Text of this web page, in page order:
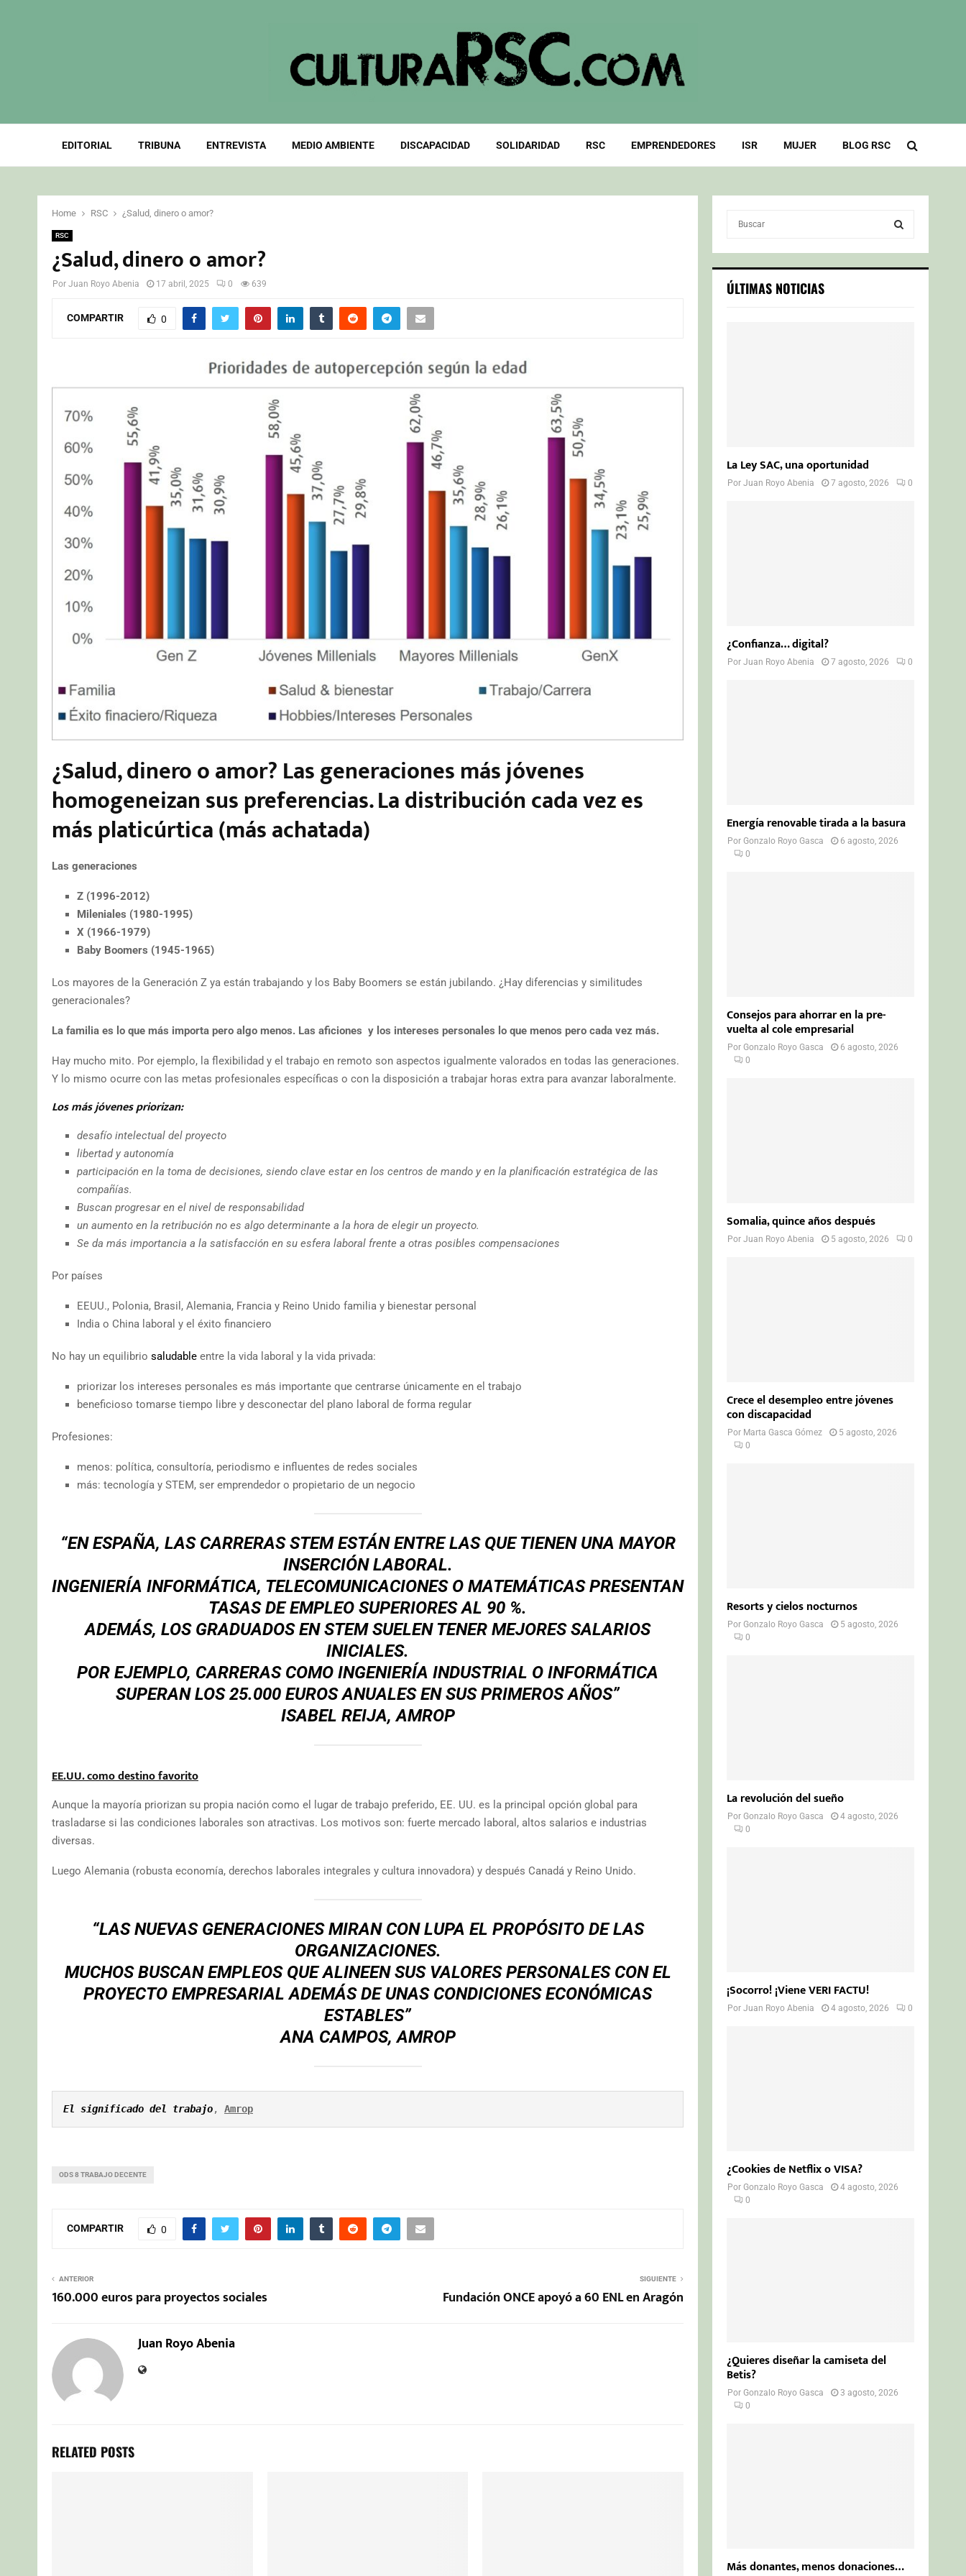
EDITORIAL TRIBUNA ENTREVISTA MEDIO AMBIENTE DISCAPACIDAD SOLIDARIDAD RSC EMPRENDEDORES ISR MUJER BLOG RSC
Home RSC ¿Salud, dinero o amor?
RSC
¿Salud, dinero o amor?
Por Juan Royo Abenia 17 abril, 2025 0 639
COMPARTIR 0
¿Salud, dinero o amor? Las generaciones más jóvenes
homogeneizan sus preferencias.La distribución cada vez es
másplaticúrtica(más achatada)
Las generaciones
Z (1996-2012)
Mileniales (1980-1995)
X (1966-1979)
Baby Boomers (1945-1965)
Los mayores de la Generación Z ya están trabajando y los Baby Boomers se están jubilando. ¿Hay diferencias y similitudes
generacionales?
La familia es lo que más importa pero algo menos. Las aficiones y los intereses personales lo que menos pero cada vez más.
Hay mucho mito. Por ejemplo, la flexibilidad y el trabajo en remoto son aspectos igualmente valorados en todas las generaciones.
Y lo mismo ocurre con las metas profesionales específicas o con la disposición a trabajar horas extra para avanzar laboralmente.
Los más jóvenes priorizan:
desafío intelectual del proyecto
libertad y autonomía
participación en la toma de decisiones, siendo clave estar en los centros de mando y en la planificación estratégica de las
compañías.
Buscan progresar en el nivel de responsabilidad
un aumento en la retribución no es algo determinante a la hora de elegir un proyecto.
Se da más importancia a la satisfacción en su esfera laboral frente a otras posibles compensaciones
Por países
EEUU., Polonia, Brasil, Alemania, Francia y Reino Unido familia y bienestar personal
India o China laboral y el éxito financiero
No hay un equilibrio saludable entre la vida laboral y la vida privada:
priorizar los intereses personales es más importante que centrarse únicamente en el trabajo
beneficioso tomarse tiempo libre y desconectar del plano laboral de forma regular
Profesiones:
menos: política, consultoría, periodismo e influentes de redes sociales
más: tecnología y STEM, ser emprendedor o propietario de un negocio
“EN ESPAÑA, LAS CARRERAS STEM ESTÁN ENTRE LAS QUE TIENEN UNA MAYOR
INSERCIÓN LABORAL.
INGENIERÍA INFORMÁTICA, TELECOMUNICACIONES O MATEMÁTICAS PRESENTAN
TASAS DE EMPLEO SUPERIORES AL 90 %.
ADEMÁS, LOS GRADUADOS EN STEM SUELEN TENER MEJORES SALARIOS
INICIALES.
POR EJEMPLO, CARRERAS COMO INGENIERÍA INDUSTRIAL O INFORMÁTICA
SUPERAN LOS 25.000 EUROS ANUALES EN SUS PRIMEROS AÑOS”
ISABEL REIJA, AMROP
EE.UU. como destino favorito
Aunque la mayoría priorizan su propia nación como el lugar de trabajo preferido, EE. UU. es la principal opción global para
trasladarse si las condiciones laborales son atractivas. Los motivos son: fuerte mercado laboral, altos salarios e industrias
diversas.
Luego Alemania (robusta economía, derechos laborales integrales y cultura innovadora) y después Canadá y Reino Unido.
“LAS NUEVAS GENERACIONES MIRAN CON LUPA EL PROPÓSITO DE LAS
ORGANIZACIONES.
MUCHOS BUSCAN EMPLEOS QUE ALINEEN SUS VALORES PERSONALES CON EL
PROYECTO EMPRESARIAL ADEMÁS DE UNAS CONDICIONES ECONÓMICAS
ESTABLES”
ANA CAMPOS, AMROP
El significado del trabajo, Amrop
ODS 8 TRABAJO DECENTE
COMPARTIR 0
ANTERIOR
160.000 euros para proyectos sociales
SIGUIENTE
Fundación ONCE apoyó a 60 ENL en Aragón
Juan Royo Abenia
RELATED POSTS
c
h
S
ÚLTIMAS NOTICIAS
La Ley SAC, una oportunidad
PorJuan Royo Abenia 7 agosto, 2026 0
¿Confianza… digital?
PorJuan Royo Abenia 7 agosto, 2026 0
Energía renovable tirada a la basura
PorGonzalo Royo Gasca
6 agosto, 2026
0
Consejos para ahorrar en la pre-
vuelta al cole empresarial
PorGonzalo Royo Gasca
6 agosto, 2026
0
Somalia, quince años después
PorJuan Royo Abenia 5 agosto, 2026 0
Crece el desempleo entre jóvenes
con discapacidad
Por Marta Gasca Gómez
5 agosto, 2026
0
Resorts y cielos nocturnos
PorGonzalo Royo Gasca
5 agosto, 2026
0
La revolución del sueño
PorGonzalo Royo Gasca
4 agosto, 2026
0
¡Socorro! ¡Viene VERI FACTU!
PorJuan Royo Abenia 4 agosto, 2026 0
¿Cookies de Netflix o VISA?
PorGonzalo Royo Gasca
4 agosto, 2026
0
¿Quieres diseñar la camiseta del
Betis?
PorGonzalo Royo Gasca
3 agosto, 2026
0
Más donantes, menos donaciones…